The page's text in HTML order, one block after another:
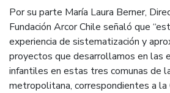
Por su parte María Laura Berner,
Fundación Arcor Chile señaló que
experiencia de sistematización y
proyectos que desarrollamos en las
infantiles en estas tres comunas de
metropolitana, correspondientes a